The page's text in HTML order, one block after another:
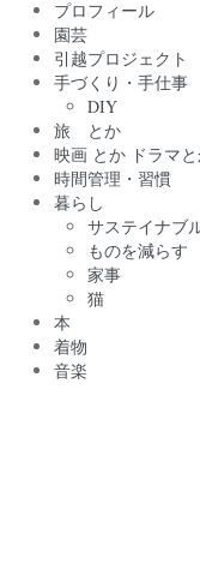
プロフィール
園芸
引越プロジェクト
手づくり・手仕事
DIY
旅 とか
映画 とか ドラマ
時間管理・習慣
暮らし
サステイナブ
ものを減らす
家事
猫
本
着物
音楽